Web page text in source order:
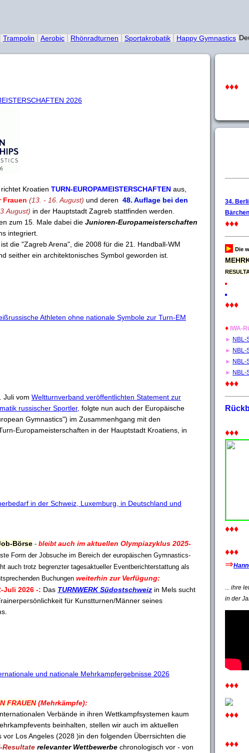
Trampolin Aerobic Rhönradturnen Sportakrobatik Happy Gymnastics
2026
Kroatien TURN-EUROPAMEISTERSCHAFTEN aus,
Frauen (13. - 16. August) und deren 48. Auflage bei den
August) in der Hauptstadt Zagreb stattfinden werden.
zum 15. Male dabei die Junioren-Europameisterschaften
integriert.
die "Zagreb Arena", die 2008 für die 21. Handball-WM
seither ein architektonisches Symbol geworden ist.
Athleten ohne nationale Symbole zur Turn-EM
Juli vom Weltturnverband veröffentlichten Statement zur
russischer Sportler, folgte nun auch der Europäische
Gymnastics") im Zusammenhgang mit den
Europameisterschaften in der Hauptstadt Kroatiens, in
in der Schweiz, Luxemburg, in Deutschland und
Börse - bleibt auch im aktuellen Olympiazyklus 2025-
Form der Jobsuche im Bereich der europäischen Gymnastics-
auch trotz begrenzter tagesaktueller Eventberichterstattung als
Buchungen weiterhin zur Verfügung:
Juli 2026 -: Das TURNWERK Südostschweiz in Mels sucht
für Kunstturnen/Männer seines
und nationale Mehrkampfergebnisse 2026
FRAUEN(Mehrkämpfe):
Verbände in ihren Wettkampfsystemen kaum
beinhalten, stellen wir auch im aktuellen
vor Los Angeles (2028 )in den folgenden Überrsichten die
Resultate relevanter Wettbewerbe chronologisch vor - von
♦♦♦
34.
♦♦♦
► Die
♦♦♦
♦ IWA-
► NBL-
► NBL-
► NBL-
► NBL-
♦♦♦
♦♦♦
♦♦♦
♦♦♦
⇒
... ihre
in der
♦♦♦
♦♦♦
♦♦♦